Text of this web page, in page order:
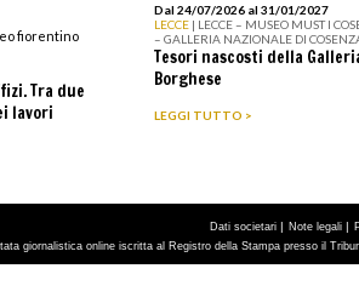
fiorentino
Tra due
lavori
Dal 24/07/2026 al 31/01/2027
LECCE | LECCE – MUSEO MUST I
– GALLERIA NAZIONALE DI
Tesori nascosti della
Borghese
LEGGI TUTTO >
Dati societari | Note legali |
giornalistica online iscritta al Registro della Stampa presso il